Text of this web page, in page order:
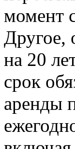
момент
Другое,
на 20
срок
аренды